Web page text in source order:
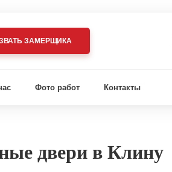
ЗАМЕРЩИКА
Фото работ Контакты
двери в Клину